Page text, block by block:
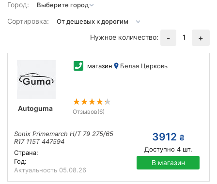
Город:
Сортировка:
Нужное количество:
- 1 +
Autoguma
магазин Белая Церковь
Отзывов(6)
Sonix Primemarch H/T 79 275/65
R17 115T 447594
Страна:
Год:
Актуальность 05.08.26
3912 ₴
Доступно 4шт.
В магазин